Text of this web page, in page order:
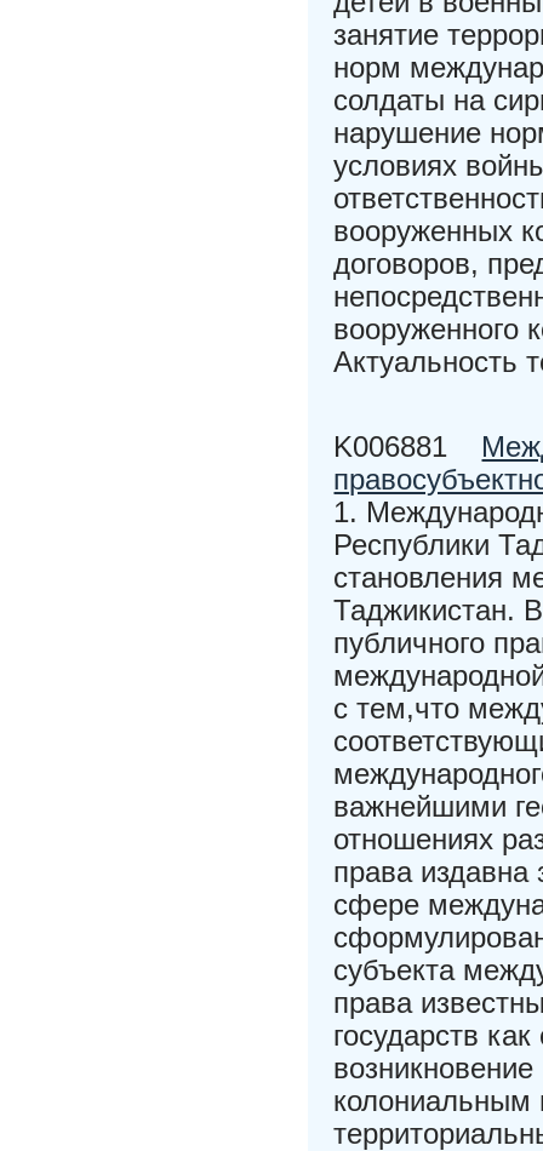
занятие
норм
солдаты на
нарушение
условиях
вооруженных
договоров,
вооруженного
Актуальность
K006881
1.
Республики
становления
Таджикистан.
публичного
с тем,что
важнейшими
отношениях
права
сфере
субъекта
права
государств
возникновение
колониальным